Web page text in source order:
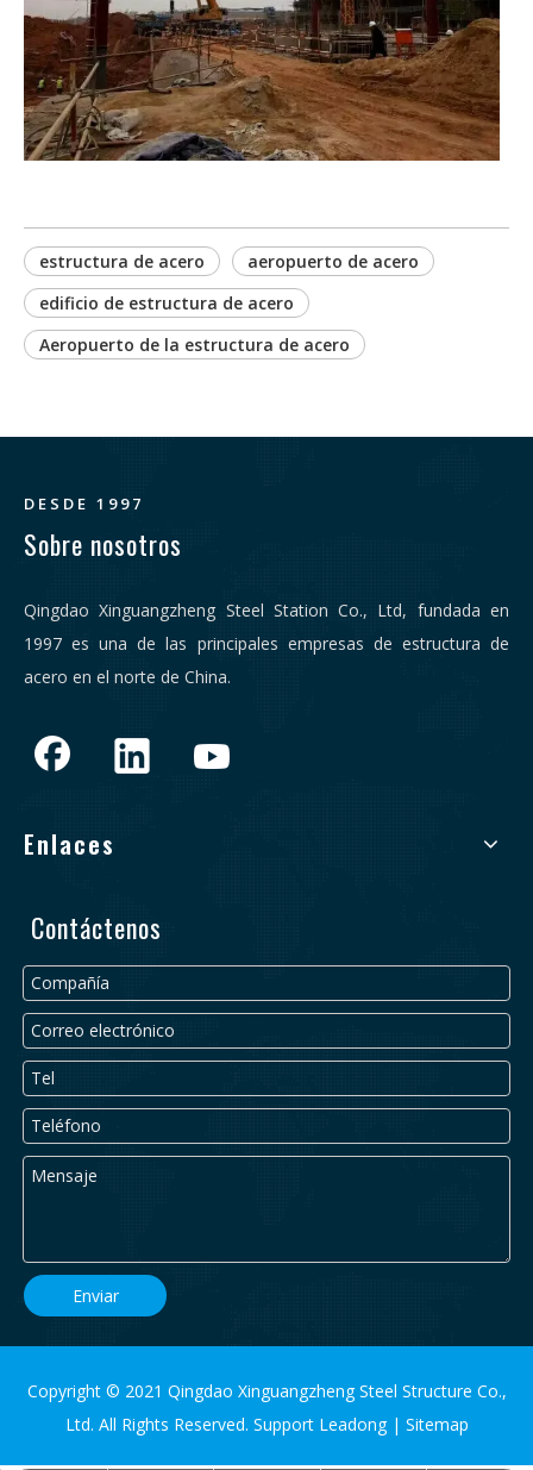
estructura de acero
aeropuerto de acero
edificio de estructura de acero
Aeropuerto de la estructura de acero
DESDE 1997
Sobre nosotros
Qingdao Xinguangzheng Steel Station Co., Ltd, fundada en
1997 es una de las principales empresas de estructura de
acero en el norte de China.
Enlaces
Contáctenos
Enviar
Copyright © 2021 Qingdao Xinguangzheng Steel Structure Co.,
Ltd. All Rights Reserved. Support Leadong | Sitemap